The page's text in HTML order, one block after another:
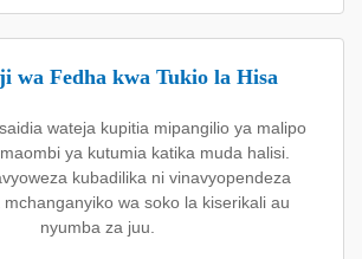
wa Fedha kwa Tukio la Hisa
wateja kupitia mipangilio ya malipo
ya kutumia katika muda halisi.
kubadilika ni vinavyopendeza
wa soko la kiserikali au
nyumba za juu.